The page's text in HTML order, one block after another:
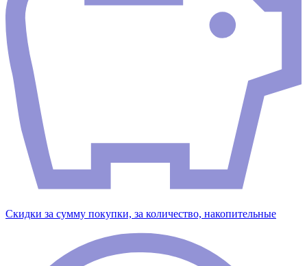
Скидки за сумму покупки, за количество, накопительные